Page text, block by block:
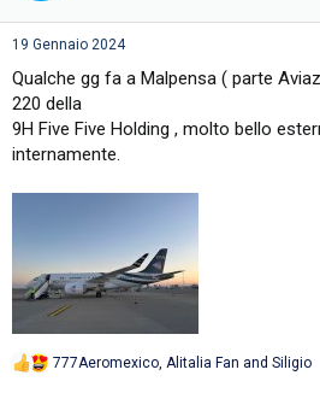
n
s19 Gennaio 2024
Qualche gg fa a Malpensa ( parte
220 della
9H Five Five Holding , molto bello
internamente.
R
777Aeromexico, Alitalia Fan and Siligio